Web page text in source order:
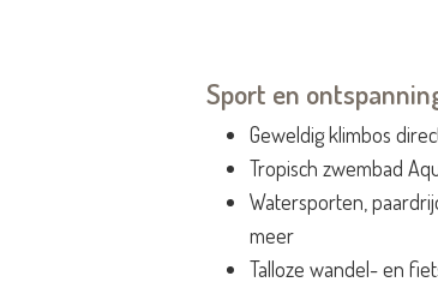
Sport en
Geweldig klimbos
Tropisch zwembad
Watersporten,
meer
Talloze wandel- en